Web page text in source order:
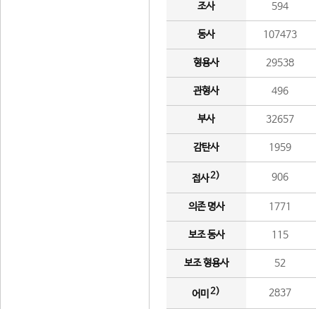
조사 594
동사 107473
형용사 29538
관형사 496
부사 32657
감탄사 1959
접사2) 906
의존 명사 1771
보조 동사 115
보조 형용사 52
어미 2) 2837